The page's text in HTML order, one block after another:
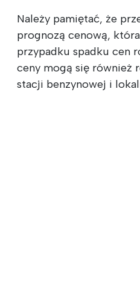
Należy pamiętać, że
prognozą cenową,
przypadku spadku cen
ceny mogą się również
stacji benzynowej i